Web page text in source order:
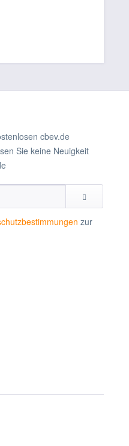
cbev.de
Sie keine Neuigkeit
zur